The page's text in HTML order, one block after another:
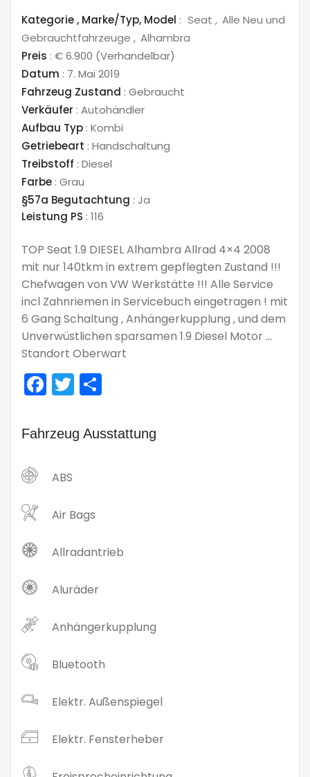
Kategorie , Marke/Typ, Model : Seat
Alle Neu und
Gebrauchtfahrzeuge
Alhambra
Preis : € 6.900 (Verhandelbar)
Datum : 7. Mai 2019
Fahrzeug Zustand : Gebraucht
Verkäufer : Autohändler
Aufbau Typ : Kombi
Getriebeart : Handschaltung
Treibstoff : Diesel
Farbe : Grau
§57a Begutachtung : Ja
Leistung PS : 116
TOP Seat 1.9 DIESEL Alhambra Allrad 4×4 2008
mit nur 140tkm in extrem gepflegten Zustand !!!
Chefwagen von VW Werkstätte !!! Alle Service
incl Zahnriemen in Servicebuch eingetragen ! mit
6 Gang Schaltung , Anhängerkupplung , und dem
Unverwüstlichen sparsamen 1.9 Diesel Motor …
Standort Oberwart
Facebook
Twitter
Fahrzeug Ausstattung
ABS
Air Bags
Allradantrieb
Aluräder
Anhängerkupplung
Bluetooth
Elektr. Außenspiegel
Elektr. Fensterheber